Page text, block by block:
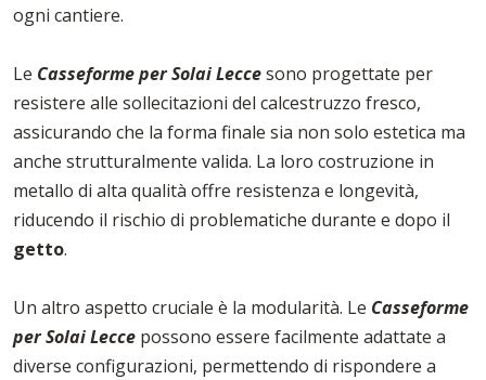
ogni cantiere.
Le Casseforme per Solai Leccesono progettate per
resistere alle sollecitazioni del calcestruzzo fresco,
assicurando che la forma finale sia non solo estetica ma
anche strutturalmente valida. La loro costruzione in
metallo di alta qualità offre resistenza e longevità,
riducendo il rischio di problematiche durante e dopo il
getto.
Un altro aspetto cruciale è la modularità. Le Casseforme
per Solai Lecce possono essere facilmente adattate a
diverse configurazioni, permettendo di rispondere a